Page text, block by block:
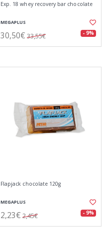
Exp. 18 whey recovery bar chocolate
MEGAPLUS
30,50€ 33,55€ - 9%
Flapjack chocolate 120g
MEGAPLUS
2,23€ 2,45€ - 9%